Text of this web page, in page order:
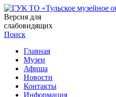
Версия для
слабовидящих
Поиск
Главная
Музеи
Афиша
Новости
Контакты
Информация